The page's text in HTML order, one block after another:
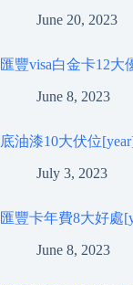
June 20, 2023
匯豐visa白金卡12大
June 8, 2023
底油漆10大伏位
July 3, 2023
匯豐卡年費8大好處
June 8, 2023